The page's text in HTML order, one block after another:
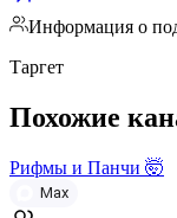
Информация о
Таргет
Похожие
Рифмы и Панчи 🤯
Max